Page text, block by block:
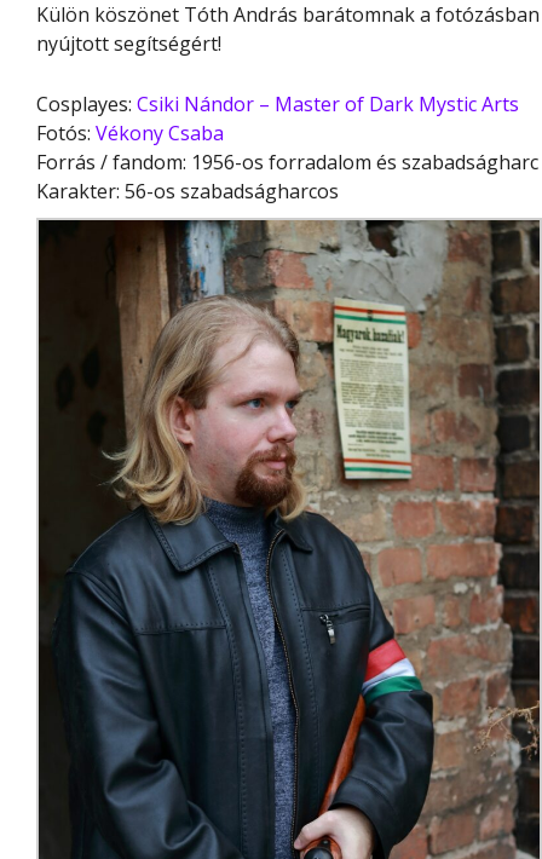
Külön köszönet Tóth András barátomnak a fotózásban
nyújtott segítségért!
Cosplayes: Csiki Nándor – Master of Dark Mystic Arts
Fotós: Vékony Csaba
Forrás / fandom: 1956-os forradalom és szabadságharc
Karakter: 56-os szabadságharcos